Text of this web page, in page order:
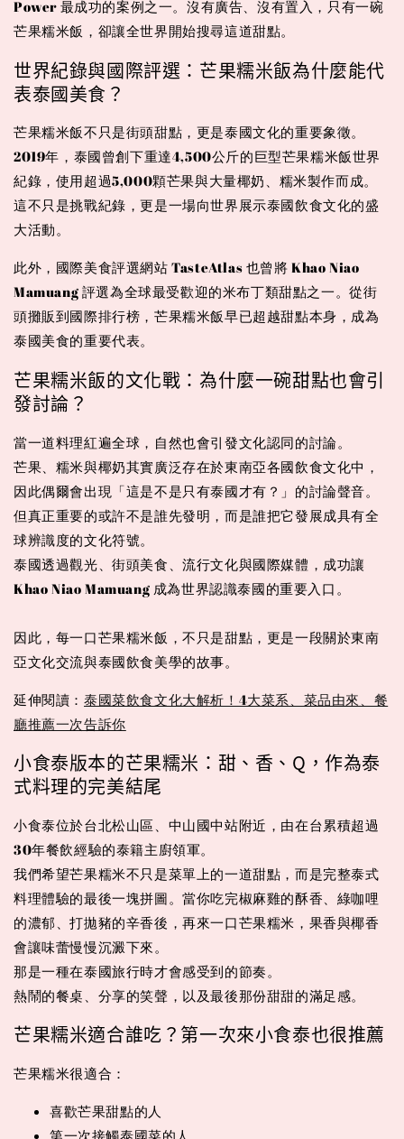
Power 最成功的案例之一。沒有廣告、沒有置入，只有一碗
芒果糯米飯，卻讓全世界開始搜尋這道甜點。
世界紀錄與國際評選：芒果糯米飯為什麼能代
表泰國美食？
芒果糯米飯不只是街頭甜點，更是泰國文化的重要象徵。
2019年，泰國曾創下重達4,500公斤的巨型芒果糯米飯世界
紀錄，使用超過5,000顆芒果與大量椰奶、糯米製作而成。
這不只是挑戰紀錄，更是一場向世界展示泰國飲食文化的盛
大活動。
此外，國際美食評選網站 TasteAtlas 也曾將 Khao Niao
Mamuang 評選為全球最受歡迎的米布丁類甜點之一。從街
頭攤販到國際排行榜，芒果糯米飯早已超越甜點本身，成為
泰國美食的重要代表。
芒果糯米飯的文化戰：為什麼一碗甜點也會引
發討論？
當一道料理紅遍全球，自然也會引發文化認同的討論。
芒果、糯米與椰奶其實廣泛存在於東南亞各國飲食文化中，
因此偶爾會出現「這是不是只有泰國才有？」的討論聲音。
但真正重要的或許不是誰先發明，而是誰把它發展成具有全
球辨識度的文化符號。
泰國透過觀光、街頭美食、流行文化與國際媒體，成功讓
Khao Niao Mamuang 成為世界認識泰國的重要入口。
因此，每一口芒果糯米飯，不只是甜點，更是一段關於東南
亞文化交流與泰國飲食美學的故事。
延伸閱讀： 泰國菜飲食文化大解析！4大菜系、菜品由來、餐
廳推薦一次告訴你
小食泰版本的芒果糯米：甜、香、Q，作為泰
式料理的完美結尾
小食泰位於台北松山區、中山國中站附近，由在台累積超過
30年餐飲經驗的泰籍主廚領軍。
我們希望芒果糯米不只是菜單上的一道甜點，而是完整泰式
料理體驗的最後一塊拼圖。當你吃完椒麻雞的酥香、綠咖哩
的濃郁、打拋豬的辛香後，再來一口芒果糯米，果香與椰香
會讓味蕾慢慢沉澱下來。
那是一種在泰國旅行時才會感受到的節奏。
熱鬧的餐桌、分享的笑聲，以及最後那份甜甜的滿足感。
芒果糯米適合誰吃？第一次來小食泰也很推薦
芒果糯米很適合：
喜歡芒果甜點的人